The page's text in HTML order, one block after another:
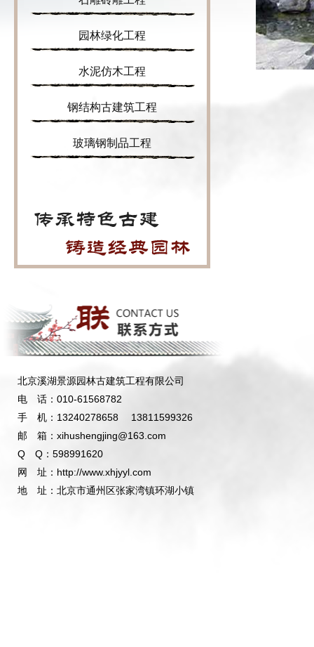
园林绿化工程
水泥仿木工程
钢结构古建筑工程
玻璃钢制品工程
北京溪湖景源园林古建筑工程有限公司
电 话：010-61568782
手 机：13240278658 13811599326
邮 箱：xihushengjing@163.com
Q Q：598991620
网 址：http://www.xhjyyl.com
地 址：北京市通州区张家湾镇环湖小镇